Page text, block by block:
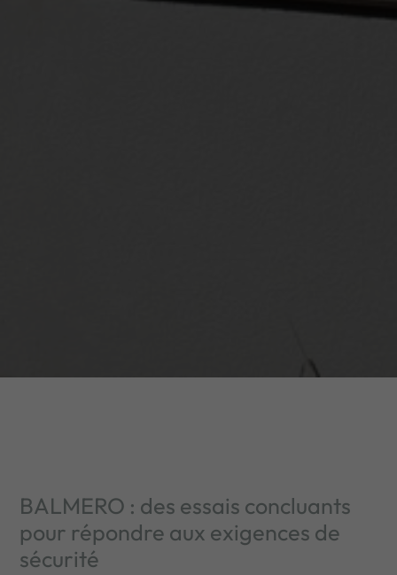
BALMERO : des essais concluants
pour répondre aux exigences de
sécurité